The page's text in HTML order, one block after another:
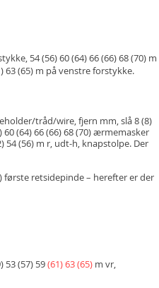
54 (56) 60 (64) 66 (66) 68 (70) m
63 (65) m på venstre forstykke.
tråd/wire, fjern mm, slå 8 (8)
(64) 66 (66) 68 (70) ærmemasker
54 (56) m r, udt-h, knapstolpe. Der
første retsidepinde – herefter er der
53 (57) 59(61) 63 (65) m vr,